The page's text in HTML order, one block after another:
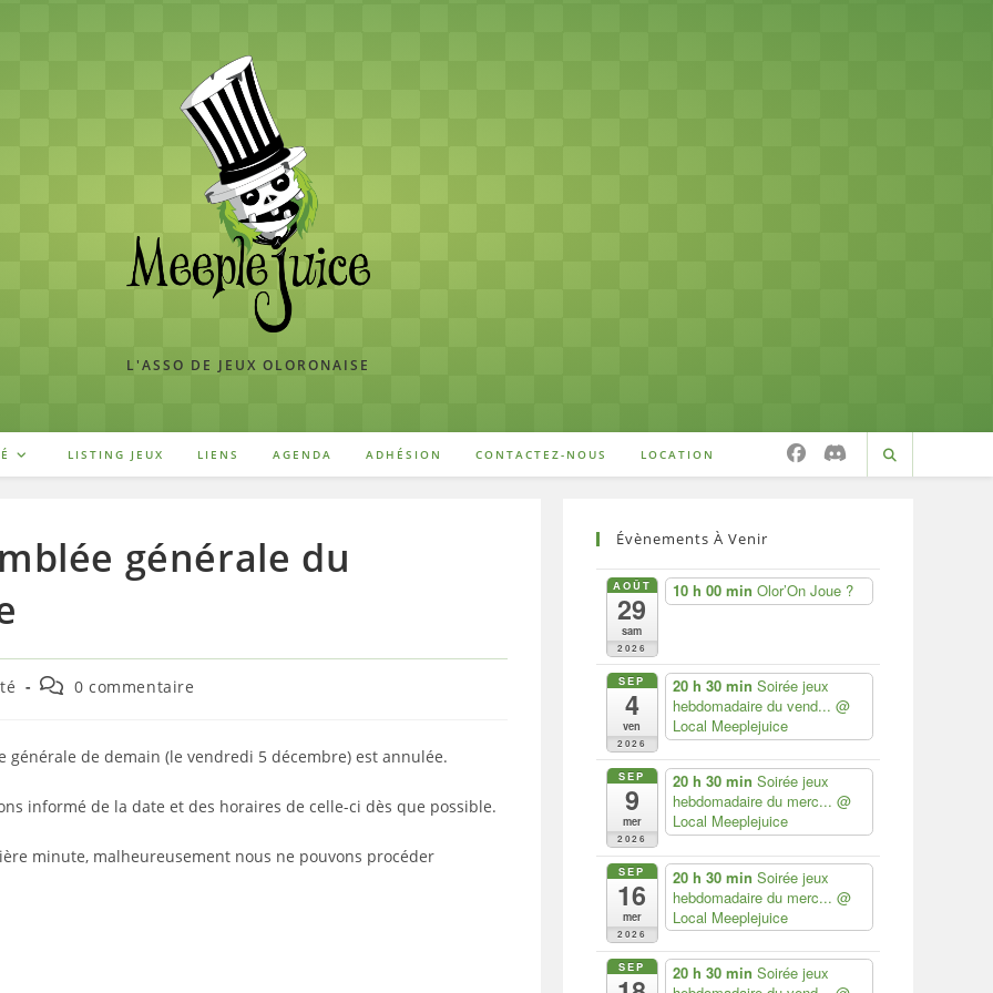
L'ASSO DE JEUX OLORONAISE
LISTING JEUX LIENS AGENDA ADHÉSION CONTACTEZ-NOUS LOCATION
générale du
Commentaires
publication :
0 commentaire
générale de demain (le vendredi 5 décembre) est annulée.
informé de la date et des horaires de celle-ci dès que possible.
minute, malheureusement nous ne pouvons procéder
Évènements À Venir
AOÛT
29
sam
2026
10 h 00 min Olor’On Joue ?
SEP
4
ven
2026
20 h 30 min Soirée jeux
hebdomadaire du vend... @
Local Meeplejuice
SEP
9
mer
2026
20 h 30 min Soirée jeux
hebdomadaire du merc... @
Local Meeplejuice
SEP
16
mer
2026
20 h 30 min Soirée jeux
hebdomadaire du merc... @
Local Meeplejuice
SEP 20 h 30 min Soirée jeux